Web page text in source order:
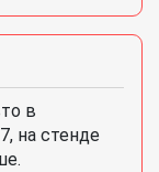
в
на стенде